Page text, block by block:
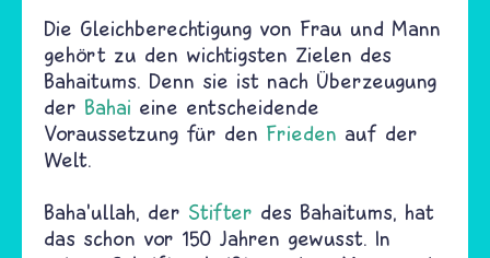
Die Gleichberechtigung von Frau und Mann
gehört zu den wichtigsten Zielen des
Bahaitums. Denn sie ist nach Überzeugung
der Bahai eine entscheidende
Voraussetzung für den Frieden auf der
Welt.
Baha'ullah, der Stifter des Bahaitums, hat
das schon vor 150 Jahren gewusst. In